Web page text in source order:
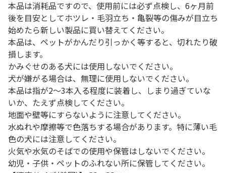
本品は消耗品ですので、使用前には必ず点検し、6ヶ月前
後を目安としてホツレ・毛羽立ち・亀裂等の傷みが目立ち
始めたら新しい製品に買い替えてください。
本品は、ペットがかんだり引っかく等すると、切れたり破
損します。
かみぐせのある犬には使用しないでください。
犬が嫌がる場合は、無理に使用しないでください。
本品は指が2～3本入る程度に装着し、しまり過ぎていな
いか、たえず点検してください。
地面や壁等にすらないように注意してください。
水ぬれや摩擦等で色落ちする場合があります。特に薄い毛
色の犬には注意してください。
火気や水気のそばでの使用や保管はしないでください。
幼児・子供・ペットのふれない所に保管してください。